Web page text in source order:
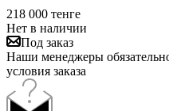
218 000 тенге
Нет в наличии
Под заказ
Наши менеджеры
условия заказа